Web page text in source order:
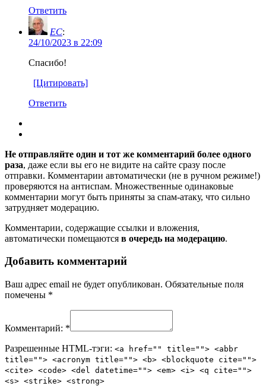
Ответить
EC:
24/10/2023 в 22:09
Спасибо!
[Цитировать]
Ответить
Не отправляйте один и тот же комментарий более одного
раза, даже если вы его не видите на сайте сразу после
отправки. Комментарии автоматически (не в ручном режиме!)
проверяются на антиспам. Множественные одинаковые
комментарии могут быть приняты за спам-атаку, что сильно
затрудняет модерацию.
Комментарии, содержащие ссылки и вложения,
автоматически помещаются в очередь на модерацию.
Добавить комментарий
Ваш адрес email не будет опубликован. Обязательные поля
помечены *
Комментарий: *
Разрешенные HTML-тэги: <a href="" title=""> <abbr
title=""> <acronym title=""> <b> <blockquote cite="">
<cite> <code> <del datetime=""> <em> <i> <q cite="">
<s> <strike> <strong>